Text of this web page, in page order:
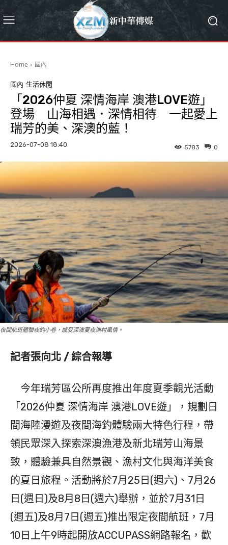
Home 國內
國內 生活休閒
「2026仲夏 深情海岸 澳港LOVE遊」
登場 山海相遇．深情相待 一起愛上
瑞芳的美、深澳的藍！
2026-07-08 18:40 0
5783
夜間航班體驗夜釣小卷，感受深澳夏夜漁村風情。
記者張向北 / 綜合報導
今年瑞芳區公所再度推出年度夏季觀光活動
「2026仲夏 深情海岸 澳港LOVE遊」，規劃日
間海陸漫遊及夜間海釣體驗兩大特色行程，帶
領民眾深入探索深澳漁港及新北瑞芳山海景
致，體驗兼具自然景觀、漁村文化與海洋美食
的夏日旅程。活動將於7月25日(週六)、7月26
日(週日)及8月8日(週六)舉辦，並於7月31日
(週五)及8月7日(週五)推出限定夜間航班，7月
10日上午9時起開放ACCUPASS網路報名，歡